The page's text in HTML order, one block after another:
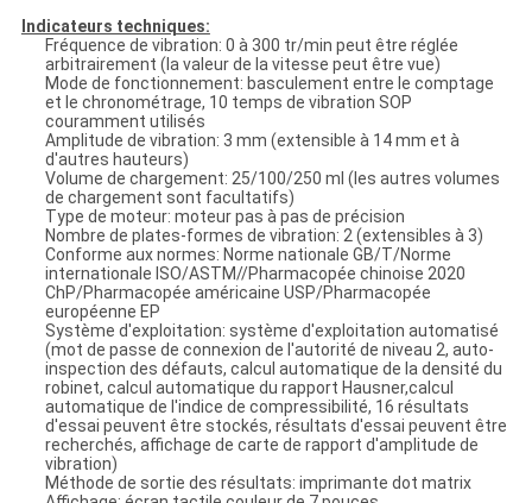
Indicateurs techniques:
Fréquence de vibration: 0 à 300 tr/min peut être réglée
arbitrairement (la valeur de la vitesse peut être vue)
Mode de fonctionnement: basculement entre le comptage
et le chronométrage, 10 temps de vibration SOP
couramment utilisés
Amplitude de vibration: 3 mm (extensible à 14 mm et à
d'autres hauteurs)
Volume de chargement: 25/100/250 ml (les autres volumes
de chargement sont facultatifs)
Type de moteur: moteur pas à pas de précision
Nombre de plates-formes de vibration: 2 (extensibles à 3)
Conforme aux normes: Norme nationale GB/T/Norme
internationale ISO/ASTM//Pharmacopée chinoise 2020
ChP/Pharmacopée américaine USP/Pharmacopée
européenne EP
Système d'exploitation: système d'exploitation automatisé
(mot de passe de connexion de l'autorité de niveau 2, auto-
inspection des défauts, calcul automatique de la densité du
robinet, calcul automatique du rapport Hausner,calcul
automatique de l'indice de compressibilité, 16 résultats
d'essai peuvent être stockés, résultats d'essai peuvent être
recherchés, affichage de carte de rapport d'amplitude de
vibration)
Méthode de sortie des résultats: imprimante dot matrix